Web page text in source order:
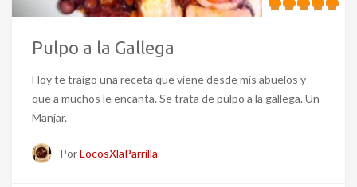
Pulpo a la Gallega
Hoy te traigo una receta que viene desde mis abuelos y
que a muchos le encanta. Se trata de pulpo a la gallega. Un
Manjar.
PorLocosXlaParrilla